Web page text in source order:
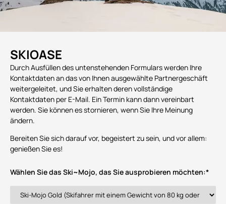
SKIOASE
Durch Ausfüllen des untenstehenden Formulars werden Ihre
Kontaktdaten an das von Ihnen ausgewählte Partnergeschäft
weitergeleitet, und Sie erhalten deren vollständige
Kontaktdaten per E-Mail. Ein Termin kann dann vereinbart
werden. Sie können es stornieren, wenn Sie Ihre Meinung
ändern.
Bereiten Sie sich darauf vor, begeistert zu sein, und vor allem:
genießen Sie es!
Wählen Sie das Ski~Mojo, das Sie ausprobieren möchten:*